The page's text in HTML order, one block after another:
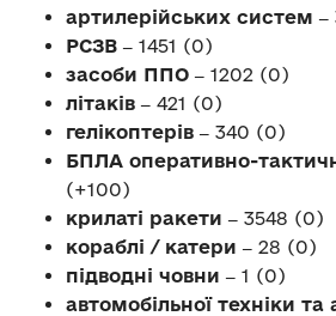
артилерійських систем ‒
РСЗВ ‒ 1451 (0)
засоби ППО ‒ 1202 (0)
літаків ‒ 421 (0)
гелікоптерів ‒ 340 (0)
БПЛА оперативно-
(+100)
крилаті ракети ‒ 3548 (0)
кораблі / катери ‒ 28 (0)
підводні човни ‒ 1 (0)
автомобільної техніки